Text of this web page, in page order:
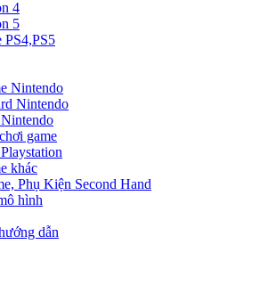
4
5
PS4,PS5
Nintendo
Nintendo
game
khác
Phụ Kiện Second Hand
hình
dẫn